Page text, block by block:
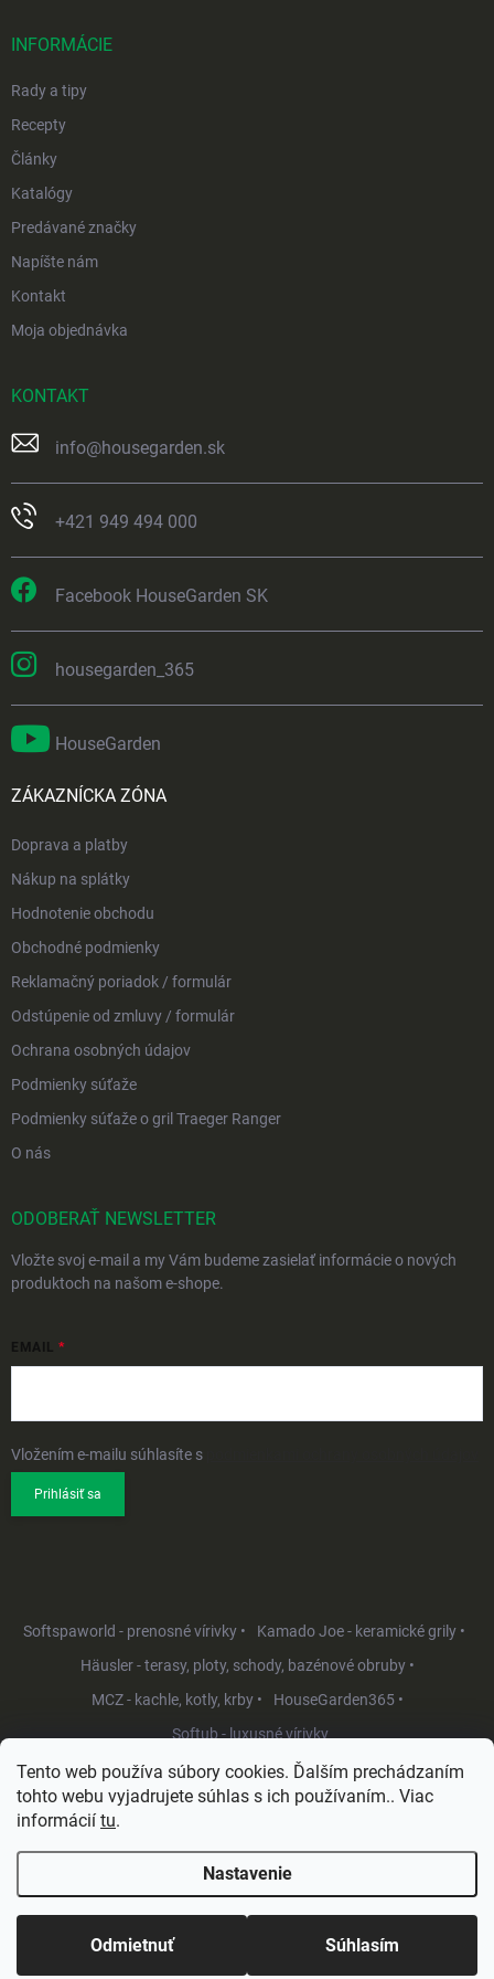
Tento web používa súbory cookies. Ďalším prechádzaním
tohto webu vyjadrujete súhlas s ich používaním.. Viac
informácií tu.
Nastavenie
Odmietnuť Súhlasím
INFORMÁCIE
Rady a tipy
Recepty
Články
Katalógy
Predávané značky
Napíšte nám
Kontakt
Moja objednávka
KONTAKT
info@housegarden.sk
+421 949 494 000
Facebook HouseGarden SK
housegarden_365
HouseGarden
ZÁKAZNÍCKA ZÓNA
Doprava a platby
Nákup na splátky
Hodnotenie obchodu
Obchodné podmienky
Reklamačný poriadok / formulár
Odstúpenie od zmluvy / formulár
Ochrana osobných údajov
Podmienky súťaže
Podmienky súťaže o gril Traeger Ranger
O nás
ODOBERAŤ NEWSLETTER
Vložte svoj e-mail a my Vám budeme zasielať informácie o nových
produktoch na našom e-shope.
EMAIL
Vložením e-mailu súhlasíte s
Prihlásiť sa
Softspaworld - prenosné vírivky •
Kamado Joe - keramické grily •
Häusler - terasy, ploty, schody, bazénové obruby •
MCZ - kachle, kotly, krby •
HouseGarden365 •
Softub - luxusné vírivky
Vytvoril Shoptet
Copyright 2026HouseGarden.sk. Všetky práva vyhradené.Upraviť